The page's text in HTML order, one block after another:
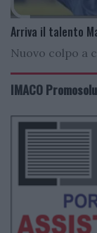
Arriva il talento
Nuovo colpo a
IMACO